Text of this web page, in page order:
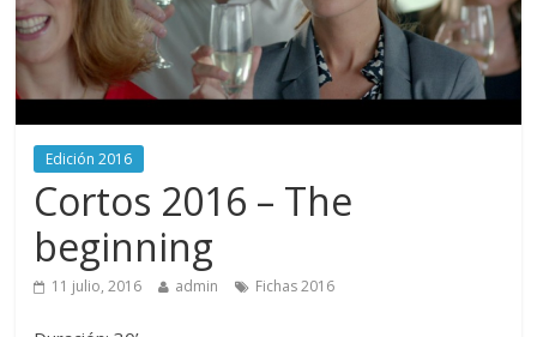
Edición 2016
Cortos 2016 – The
beginning
11 julio, 2016 admin Fichas 2016